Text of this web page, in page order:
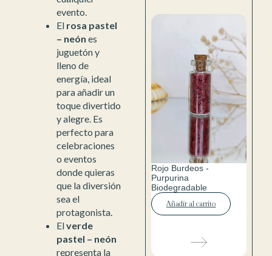
evento.
El rosa pastel
– neón es
juguetón y
lleno de
energía, ideal
para añadir un
toque divertido
y alegre. Es
perfecto para
celebraciones
o eventos
donde quieras
que la diversión
sea el
protagonista.
Elverde
pastel – neón
representa la
Rojo Burdeos -
Purpurina
Biodegradable
Añadir al carrito